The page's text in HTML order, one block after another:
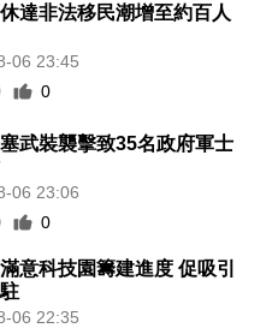
達非法移民潮增至約百人
06 23:45
0
武裝襲擊致35名政府軍士
06 23:06
0
意科技園籌建進度 促吸引
06 22:35